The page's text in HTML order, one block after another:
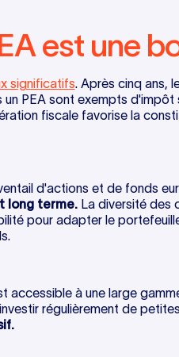
est une
significatifs. Après cinq ans,
PEA sont exempts d'impôt
fiscale favorise la
d'actions et de fonds
long terme.La diversité des
pour adapter le
à une large
régulièrement de